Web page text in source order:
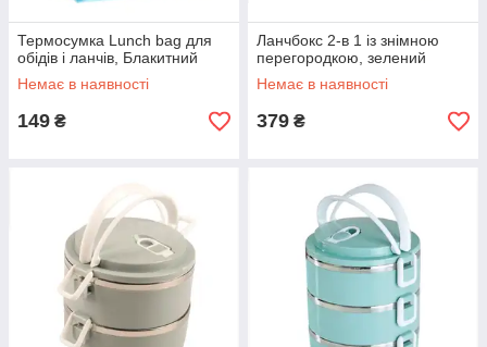
Термосумка Lunch bag для
обідів і ланчів, Блакитний
Немає в наявності
149 ₴
Ланчбокс 2-в 1 із знімною
перегородкою, зелений
Немає в наявності
379 ₴